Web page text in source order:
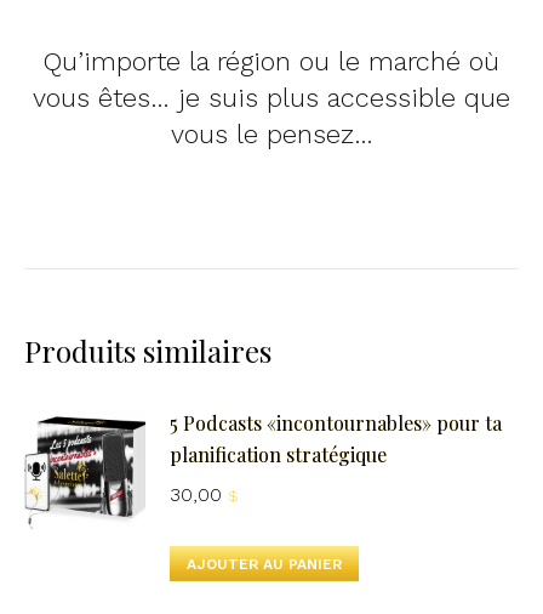
Qu’importe la région ou le marché où
vous êtes… je suis plus accessible que
vous le pensez…
Produits similaires
5 Podcasts «incontournables» pour ta
planification stratégique
30,00 $
AJOUTER AU PANIER